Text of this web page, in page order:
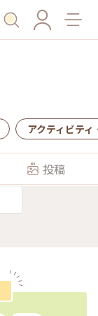
アクティビティ
投稿